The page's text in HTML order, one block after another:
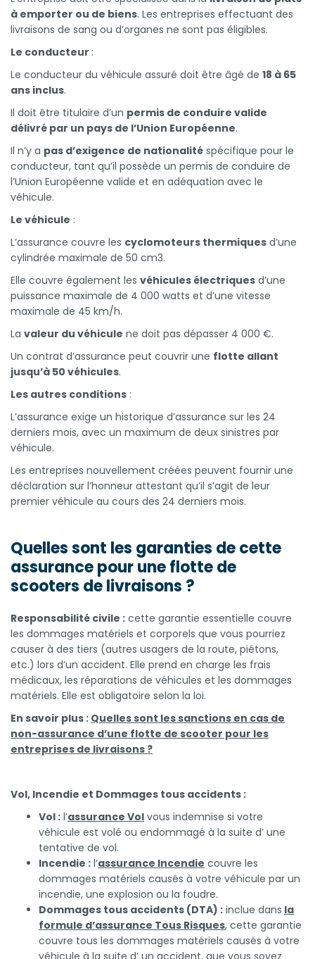
à emporter ou de biens. Les entreprises effectuant des
livraisons de sang ou d’organes ne sont pas éligibles.
Le conducteur :
Le conducteur du véhicule assuré doit être âgé de 18 à 65
ans inclus.
Il doit être titulaire d’un permis de conduire valide
délivré par un pays de l’Union Européenne.
Il n’y a pas d’exigence de nationalité spécifique pour le
conducteur, tant qu’il possède un permis de conduire de
l’Union Européenne valide et en adéquation avec le
véhicule.
Le véhicule :
L’assurance couvre les cyclomoteurs thermiques d’une
cylindrée maximale de 50 cm3.
Elle couvre également les véhicules électriques d’une
puissance maximale de 4 000 watts et d’une vitesse
maximale de 45 km/h.
La valeur du véhicule ne doit pas dépasser 4 000 €.
Un contrat d’assurance peut couvrir une flotte allant
jusqu’à 50 véhicules.
Les autres conditions :
L’assurance exige un historique d’assurance sur les 24
derniers mois, avec un maximum de deux sinistres par
véhicule.
Les entreprises nouvellement créées peuvent fournir une
déclaration sur l’honneur attestant qu’il s’agit de leur
premier véhicule au cours des 24 derniers mois.
Quelles sont les garanties de cette
assurance pour une flotte de
scooters de livraisons ?
Responsabilité civile : cette garantie essentielle couvre
les dommages matériels et corporels que vous pourriez
causer à des tiers (autres usagers de la route, piétons,
etc.) lors d’un accident. Elle prend en charge les frais
médicaux, les réparations de véhicules et les dommages
matériels. Elle est obligatoire selon la loi.
En savoir plus : Quelles sont les sanctions en cas de
non-assurance d’une flotte de scooter pour les
entreprises de livraisons ?
Vol, Incendie et Dommages tous accidents :
Vol : l’assurance Vol vous indemnise si votre
véhicule est volé ou endommagé à la suite d’ une
tentative de vol.
Incendie : l’assurance Incendie couvre les
dommages matériels causés à votre véhicule par un
incendie, une explosion ou la foudre.
Dommages tous accidents (DTA) : inclue dans la
formule d’assurance Tous Risques, cette garantie
couvre tous les dommages matériels causés à votre
véhicule à la suite d’ un accident, que vous soyez